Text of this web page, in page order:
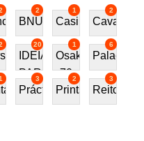
2
BNU
1
Casino
2
Cavalos
20
IDEIAS
PARA
PRESENTE
1
Osaka
70
6
Palace
3
Práctica
2
Prints
3
Reitoria